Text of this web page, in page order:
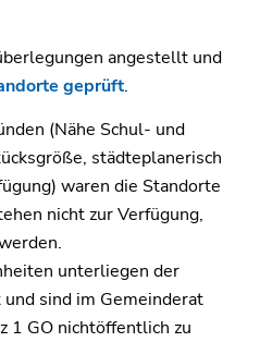
angestellt und
geprüft.
(Nähe Schul- und
städteplanerisch
waren die Standorte
nicht zur Verfügung,
unterliegen der
sind im Gemeinderat
1 GO nichtöffentlich zu